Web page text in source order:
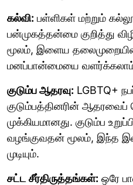
கல்வி: பள்ளிகள் மற்றும்
பன்முகத்தன்மை குறித்து
மூலம், இளைய
மனப்பான்மையை
குடும்ப ஆதரவு: LGBTQ+
குடும்பத்தினரின் ஆதரவைப்
முக்கியமானது. குடும்ப
வழங்குவதன் மூலம், இந்த
முடியும்.
சட்ட சீர்திருத்தங்கள்: ஒரே